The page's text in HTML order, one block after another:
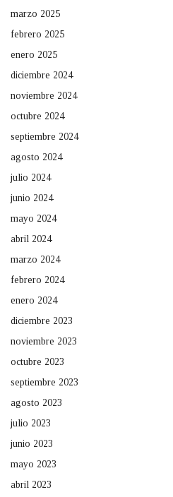
marzo 2025
febrero 2025
enero 2025
diciembre 2024
noviembre 2024
octubre 2024
septiembre 2024
agosto 2024
julio 2024
junio 2024
mayo 2024
abril 2024
marzo 2024
febrero 2024
enero 2024
diciembre 2023
noviembre 2023
octubre 2023
septiembre 2023
agosto 2023
julio 2023
junio 2023
mayo 2023
abril 2023